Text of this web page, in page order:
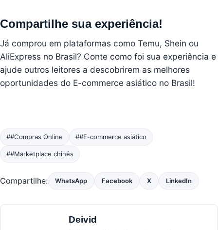
Compartilhe sua experiência!
Já comprou em plataformas como Temu, Shein ou
AliExpress no Brasil? Conte como foi sua experiência e
ajude outros leitores a descobrirem as melhores
oportunidades do E-commerce asiático no Brasil!
##Compras Online ##E-commerce asiático
##Marketplace chinês
Compartilhe: WhatsApp Facebook X LinkedIn
Deivid